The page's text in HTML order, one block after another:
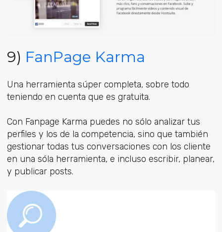
9) FanPage Karma
Una herramienta súper completa, sobre todo
teniendo en cuenta que es gratuita.
Con Fanpage Karma puedes no sólo analizar tus
perfiles y los de la competencia, sino que también
gestionar todas tus conversaciones con los cliente
en una sóla herramienta, e incluso escribir, planear,
y publicar posts.